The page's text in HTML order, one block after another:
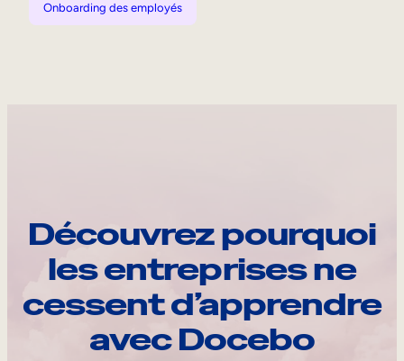
Onboarding des employés
Découvrez pourquoi
les entreprises ne
cessent d’apprendre
avec Docebo